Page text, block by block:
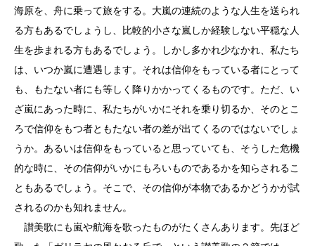
海原を、舟に乗って旅をする。大嵐の連続のような人生を送られ
る方もあるでしょうし、比較的小さな嵐しか経験しない平穏な人
生を歩まれる方もあるでしょう。しかし多かれ少なかれ、私たち
は、いつか嵐に遭遇します。それは信仰をもっている者にとって
も、もたない者にも等しく降りかかってくるものです。ただ、い
ざ嵐にあった時に、私たちがいかにそれを乗り切るか、そのとこ
ろで信仰をもつ者ともたない者の差が出てくるのではないでしょ
うか。あるいは信仰をもっていると思っていても、そうした危機
的な時に、その信仰がいかにもろいものであるかを知らされるこ
ともあるでしょう。そこで、その信仰が本物であるかどうかが試
されるのかも知れません。
讃美歌にも嵐や航海を歌ったものがたくさんあります。先ほど